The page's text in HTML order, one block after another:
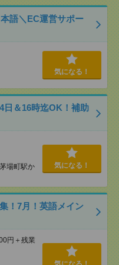
語＼EC運営サポー
気になる！
日＆16時迄OK！補助
茅場町駅か
気になる！
！7月！英語メイン
円＋残業